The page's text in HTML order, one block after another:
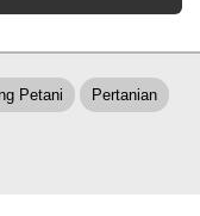
Petani Pertanian